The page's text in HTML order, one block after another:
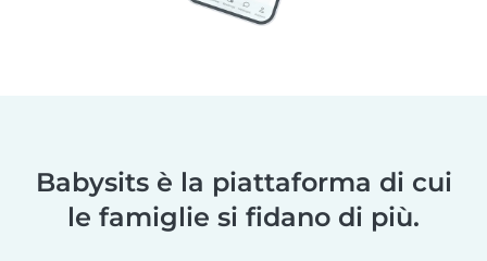
Babysits è la piattaforma di cui
le famiglie si fidano di più.